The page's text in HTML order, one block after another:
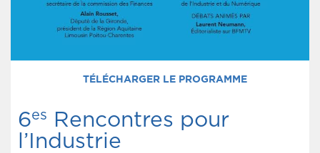
TÉLÉCHARGER LE PROGRAMME
6es
Rencontres pour
l’Industrie